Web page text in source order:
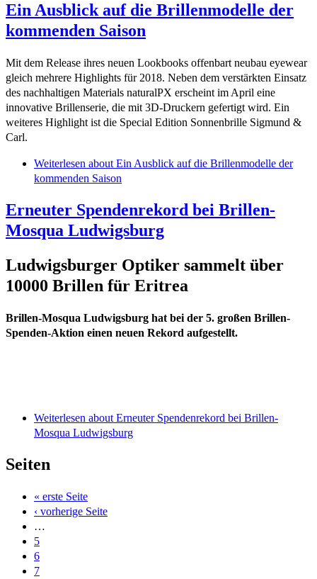
Ein Ausblick auf die Brillenmodelle der
kommenden Saison
Mit dem Release ihres neuen Lookbooks offenbart neubau eyewear
gleich mehrere Highlights für 2018. Neben dem verstärkten Einsatz
des nachhaltigen Materials naturalPX erscheint im April eine
innovative Brillenserie, die mit 3D-Druckern gefertigt wird. Ein
weiteres Highlight ist die Special Edition Sonnenbrille Sigmund &
Carl.
Weiterlesen about Ein Ausblick auf die Brillenmodelle der
kommenden Saison
Erneuter Spendenrekord bei Brillen-
Mosqua Ludwigsburg
Ludwigsburger Optiker sammelt über
10000 Brillen für Eritrea
Brillen-Mosqua Ludwigsburg hat bei der 5. großen Brillen-
Spenden-Aktion einen neuen Rekord aufgestellt.
Weiterlesen about Erneuter Spendenrekord bei Brillen-
Mosqua Ludwigsburg
Seiten
« erste Seite
‹ vorherige Seite
…
5
6
7